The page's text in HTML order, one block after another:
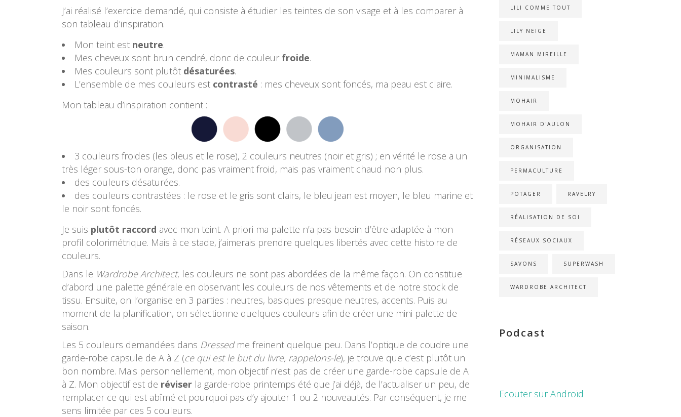
J’ai réalisé l’exercice demandé, qui consiste à étudier les teintes de son visage et à les comparer à
son tableau d’inspiration.
Mon teint est neutre.
Mes cheveux sont brun cendré, donc de couleur froide.
Mes couleurs sont plutôt désaturées.
L’ensemble de mes couleurs est contrasté : mes cheveux sont foncés, ma peau est claire.
Mon tableau d’inspiration contient :
3 couleurs froides (les bleus et le rose), 2 couleurs neutres (noir et gris) ; en vérité le rose a un
très léger sous-ton orange, donc pas vraiment froid, mais pas vraiment chaud non plus.
des couleurs désaturées.
des couleurs contrastées : le rose et le gris sont clairs, le bleu jean est moyen, le bleu marine et
le noir sont foncés.
Je suis plutôt raccord avec mon teint. A priori ma palette n’a pas besoin d’être adaptée à mon
profil colorimétrique. Mais à ce stade, j’aimerais prendre quelques libertés avec cette histoire de
couleurs.
Dans le Wardrobe Architect, les couleurs ne sont pas abordées de la même façon. On constitue
d’abord une palette générale en observant les couleurs de nos vêtements et de notre stock de
tissu. Ensuite, on l’organise en 3 parties : neutres, basiques presque neutres, accents. Puis au
moment de la planification, on sélectionne quelques couleurs afin de créer une mini palette de
saison.
Les 5 couleurs demandées dans Dressedme freinent quelque peu. Dans l’optique de coudre une
garde-robe capsule de A à Z (ce qui est le but du livre, rappelons-le), je trouve que c’est plutôt un
bon nombre. Mais personnellement, mon objectif n’est pas de créer une garde-robe capsule de A
à Z. Mon objectif est de réviser la garde-robe printemps été que j’ai déjà, de l’actualiser un peu, de
remplacer ce qui est abîmé et pourquoi pas d’y ajouter 1 ou 2 nouveautés. Par conséquent, je me
sens limitée par ces 5 couleurs.
LILI COMME TOUT
LILY NEIGE
MAMAN MIREILLE
MINIMALISME
MOHAIR
MOHAIR D'AULON
ORGANISATION
PERMACULTURE
POTAGER RAVELRY
RÉALISATION DE SOI
RÉSEAUX SOCIAUX
SAVONS SUPERWASH
WARDROBE ARCHITECT
Podcast
Ecouter sur Androïd